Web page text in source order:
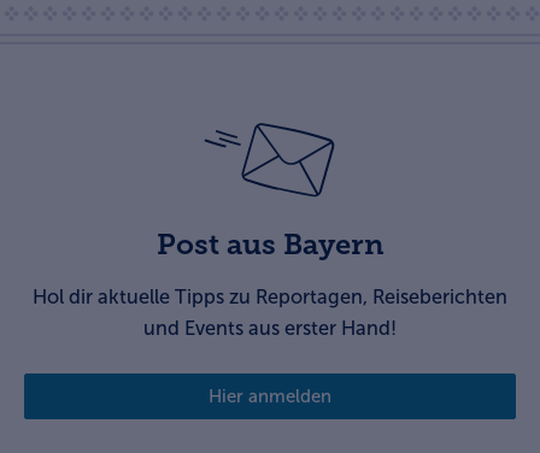
Post aus Bayern
Hol dir aktuelle Tipps zu Reportagen, Reiseberichten
und Events aus erster Hand!
Hier anmelden